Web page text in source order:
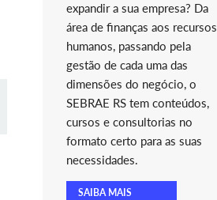
expandir a sua empresa? Da
área de finanças aos recursos
humanos, passando pela
gestão de cada uma das
dimensões do negócio, o
SEBRAE RS tem conteúdos,
cursos e consultorias no
formato certo para as suas
necessidades.
SAIBA MAIS